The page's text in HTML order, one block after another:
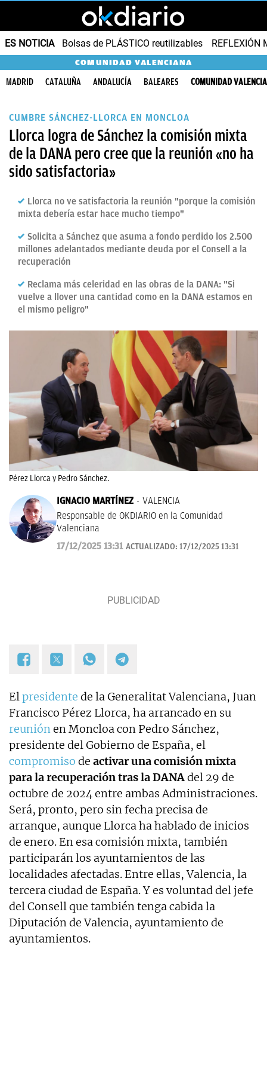
ES NOTICIA Bolsas de PLÁSTICO reutilizables REFLEXIÓN
COMUNIDAD VALENCIANA
MADRID CATALUÑA ANDALUCÍA BALEARES COMUNIDAD
CUMBRE SÁNCHEZ-LLORCA EN MONCLOA
Llorca logra de Sánchez la comisión mixta
de la DANA pero cree que la reunión «no ha
sido satisfactoria»
Llorca no ve satisfactoria la reunión "porque la comisión
mixta debería estar hace mucho tiempo"
Solicita a Sánchez que asuma a fondo perdido los 2.500
millones adelantados mediante deuda por el Consell a la
recuperación
Reclama más celeridad en las obras de la DANA: "Si
vuelve a llover una cantidad como en la DANA estamos en
el mismo peligro"
Pérez Llorca y Pedro Sánchez.
IGNACIO MARTÍNEZ
VALENCIA
Responsable de OKDIARIO en la Comunidad
Valenciana
17/12/2025 13:31 ACTUALIZADO: 17/12/2025 13:31
Elpresidente de la Generalitat Valenciana, Juan
Francisco Pérez Llorca, ha arrancado en su
reuniónen Moncloa con Pedro Sánchez,
presidente del Gobierno de España, el
compromiso de activar una comisión mixta
para la recuperación tras la DANAdel 29 de
octubre de 2024 entre ambas Administraciones.
Será, pronto, pero sin fecha precisa de
arranque, aunque Llorca ha hablado de inicios
de enero. En esa comisión mixta, también
participarán los ayuntamientos de las
localidades afectadas. Entre ellas, Valencia, la
tercera ciudad de España. Y es voluntad del jefe
del Consell que también tenga cabida la
Diputación de Valencia, ayuntamiento de
ayuntamientos.